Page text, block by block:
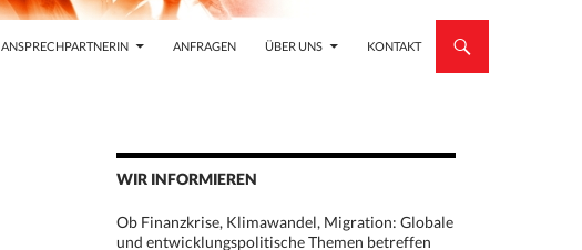
ANSPRECHPARTNERIN ANFRAGEN ÜBER UNS KONTAKT
WIR INFORMIEREN
Ob Finanzkrise, Klimawandel, Migration: Globale
und entwicklungspolitische Themen betreffen